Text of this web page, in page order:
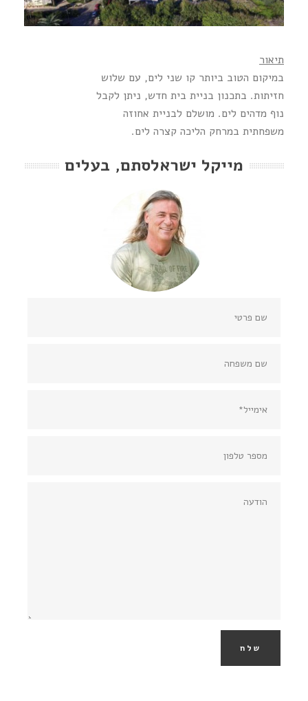
תיאור
במיקום הטוב ביותר קו שני לים, עם שלוש
חזיתות. בתכנון בניית בית חדש, ניתן לקבל
נוף מדהים לים. מושלם לבניית אחוזה
משפחתית במרחק הליכה קצרה לים.
מייקל ישראלסתם, בעלים
שלח